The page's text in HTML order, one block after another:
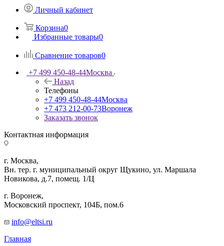
Личный кабинет
Корзина0
Избранные товары0
Сравнение товаров0
+7 499 450-48-44Москва
Назад
Телефоны
+7 499 450-48-44Москва
+7 473 212-00-73Воронеж
Заказать звонок
Контактная информация
г. Москва,
Вн. тер. г. муниципальный округ Щукино, ул. Маршала
Новикова, д.7, помещ. 1/Ц
г. Воронеж,
​Московский проспект, 104Б, пом.6
info@eltsi.ru
Главная